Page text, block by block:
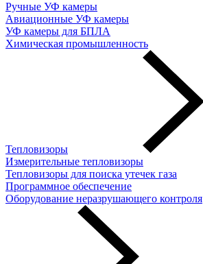
Ручные УФ камеры
Авиационные УФ камеры
УФ камеры для БПЛА
Химическая промышленность
Тепловизоры
Измерительные тепловизоры
Тепловизоры для поиска утечек газа
Программное обеспечение
Оборудование неразрушающего контроля